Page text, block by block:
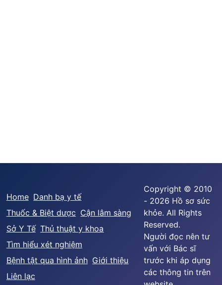
Home Danh bạ y tế
Thuốc & Biệt dược Cận lâm sàng
Sở Y Tế Thủ thuật y khoa
Tìm hiểu xét nghiệm
Bệnh tật qua hình ảnh Giới thiệu
Liên lạc
Copyright © 2010
- 2026 Hồ sơ sức
khỏe. All Rights
Reserved.
Người đọc nên tư
vấn với Bác sĩ
trước khi áp dụng
các thông tin trên